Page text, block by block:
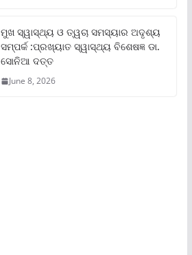
ମୁଖ ସ୍ୱାସ୍ଥ୍ୟ ଓ ତ୍ୱଚା ସମସ୍ୟାର ଅଦୃଶ୍ୟ
ସମ୍ପର୍କ :ପ୍ରଖ୍ୟାତ ସ୍ୱାସ୍ଥ୍ୟ ବିଶେଷଜ୍ଞ ଡା.
ସୋନିଆ ଦତ୍ତ
June 8, 2026